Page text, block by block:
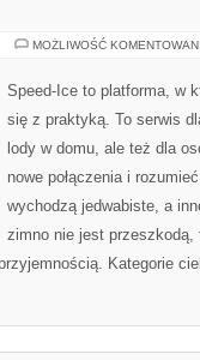
MOŻLIWOŚĆ
Speed-Ice to platforma, w
się z praktyką. To serwis
lody w domu, ale też dla
nowe połączenia i
wychodzą jedwabiste, a
zimno nie jest
Kategorie